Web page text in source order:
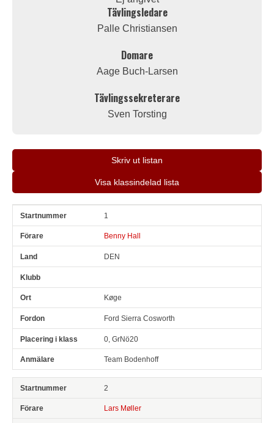
Tävlingsledare
Palle Christiansen
Domare
Aage Buch-Larsen
Tävlingssekreterare
Sven Torsting
Skriv ut listan
Visa klassindelad lista
Snr Förare 1
Benny Hall
DEN
Køge
Ford Sierra Cosworth
0, GrNö20
Team Bodenhoff
2
Lars Møller